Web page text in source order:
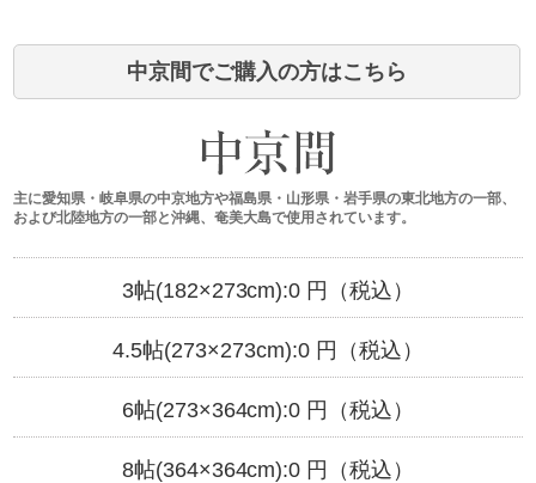
中京間でご購入の方はこちら
主に愛知県・岐阜県の中京地方や福島県・山形県・岩手県の東北地方の一部、
および北陸地方の一部と沖縄、奄美大島で使用されています。
3帖(182×273cm):0 円（税込）
4.5帖(273×273cm):0円（税込）
6帖(273×364cm):0 円（税込）
8帖(364×364cm):0 円（税込）